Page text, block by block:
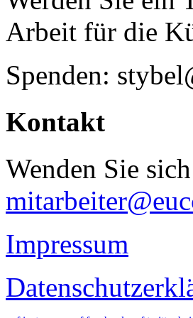
Arbeit für die
Spenden:
Kontakt
Wenden Sie
Impressum